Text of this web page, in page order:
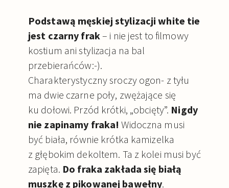
Podstawą męskiej stylizacji white tie
jest czarny frak– i nie jest to filmowy
kostium ani stylizacja na bal
przebierańców:-).
Charakterystyczny sroczy ogon- z tyłu
ma dwie czarne poły, zwężające się
ku dołowi. Przód krótki, „obcięty”. Nigdy
nie zapinamy fraka!Widoczna musi
być biała, równie krótka kamizelka
z głębokim dekoltem. Ta z kolei musi być
zapięta. Do fraka zakłada się białą
muszkę z pikowanej bawełny.